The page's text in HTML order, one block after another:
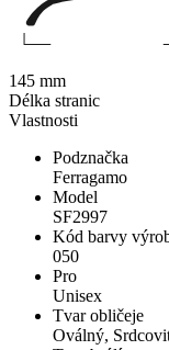
Vlastnosti
Podznačka
Ferragamo
Model
SF2997
Kód barvy
050
Pro
Unisex
Tvar obličeje
Oválný,
145 mm
Délka stranic